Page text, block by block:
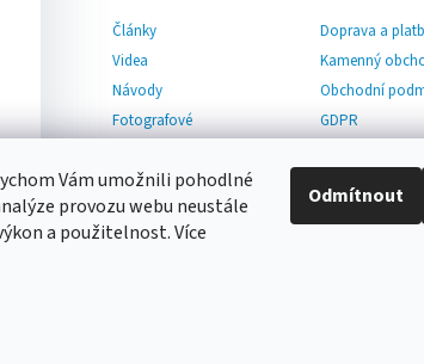
Vám umožnili pohodlné
provozu webu neustále
a použitelnost. Více
Odmítnout
Články
Videa
Návody
Fotografové
Doprava a
Kamenný
Obchodní
GDPR